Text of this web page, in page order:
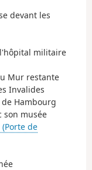
devant les
l'hôpital militaire
Mur restante
Invalides
Hambourg
son musée
de